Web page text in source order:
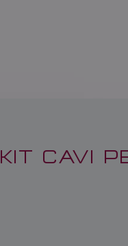
KIT CAVI